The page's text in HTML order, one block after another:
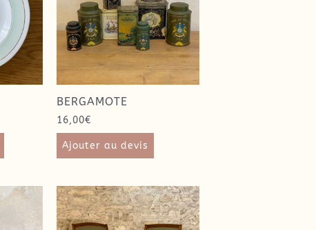
BERGAMOTE
16,00€
Ajouter au devis